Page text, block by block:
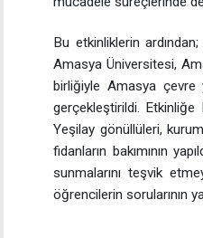
Bu etkinliklerin
Amasya Üniversitesi,
birliğiyle Amasya çevre
gerçekleştirildi.
Yeşilay gönüllüleri,
fidanların bakımının
sunmalarını teşvik
öğrencilerin sorularının